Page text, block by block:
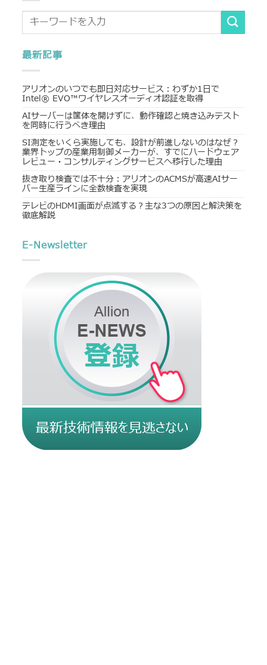
最新記事
アリオンのいつでも即日対応サービス：わずか1日で
Intel® EVO™ワイヤレスオーディオ認証を取得
AIサーバーは筐体を開けずに、動作確認と焼き込みテスト
を同時に行うべき理由
SI測定をいくら実施しても、設計が前進しないのはなぜ？
業界トップの産業用制御メーカーが、すでにハードウェア
レビュー・コンサルティングサービスへ移行した理由
抜き取り検査では不十分：アリオンのACMSが高速AIサー
バー生産ラインに全数検査を実現
テレビのHDMI画面が点滅する？主な3つの原因と解決策を
徹底解説
E-Newsletter